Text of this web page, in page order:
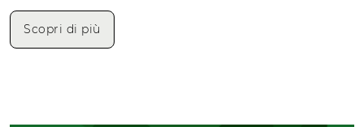
Scopri di più